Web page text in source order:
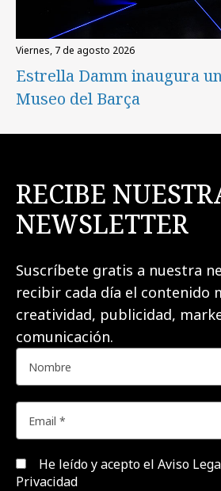
viernes, 7 de agosto 2026
Estrella Damm inaugura
Museo del Barça
RECIBE
NEWSLETTER
Suscríbete gratis a nuestra
recibir cada día el contenido
creatividad, publicidad,
comunicación.
He leído y acepto el Aviso
Privacidad